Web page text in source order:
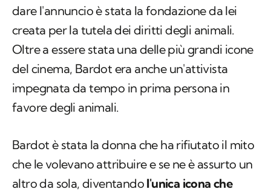
dare l'annuncio è stata la fondazione da lei
creata per la tutela dei diritti degli animali.
Oltre a essere stata una delle più grandi icone
del cinema, Bardot era anche un'attivista
impegnata da tempo in prima persona in
favore degli animali.
Bardot è stata la donna che ha rifiutato il mito
che le volevano attribuire e se ne è assurto un
altro da sola, diventando l'unica icona che